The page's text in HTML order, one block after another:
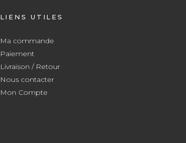
LIENS UTILES
Ma commande
Paiement
Livraison / Retour
Nous contacter
Mon Compte